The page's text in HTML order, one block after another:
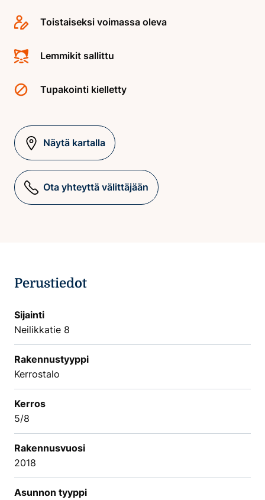
Toistaiseksi voimassa oleva
Lemmikit sallittu
Tupakointi kielletty
Näytä kartalla
Ota yhteyttä välittäjään
Perustiedot
Sijainti
Neilikkatie 8
Rakennustyyppi
Kerrostalo
Kerros
5/8
Rakennusvuosi
2018
Asunnon tyyppi